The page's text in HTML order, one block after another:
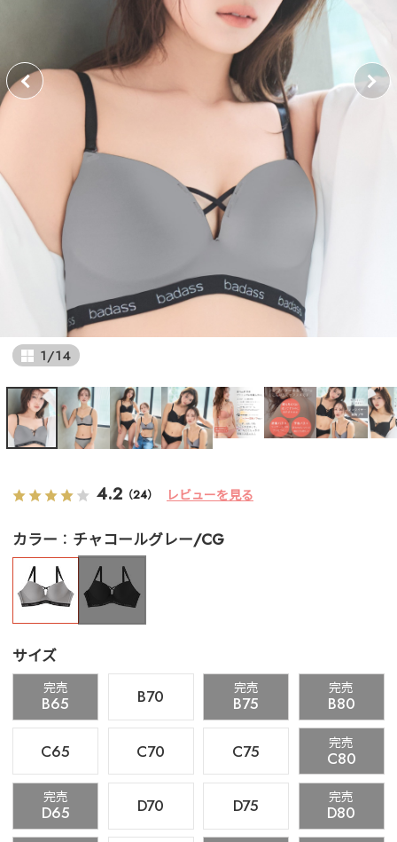
1/14
4.2 （24） レビューを見る
カラー チャコールグレー/CG
サイズ
完売
B65 B70 完売
B75
完売
B80
C65 C70 C75 完売
C80
完売
D65 D70 D75 完売
D80